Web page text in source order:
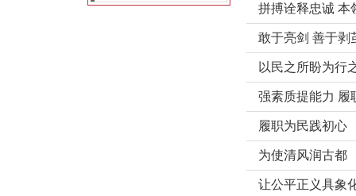
拼搏诠释忠诚 本
敢于亮剑 善于剥
以民之所盼为行
强素质提能力 履
履职为民践初心
为使清风润古都
让公平正义具象